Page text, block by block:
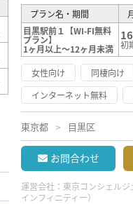
プラン名・期間
目黒駅前１【WI-FI無料
プラン】
1ヶ月以上～12ヶ月未満 初
女性向け 同棲向け
インターネット無料
東京都 目黒区
お問合わせ
運営会社： 東京コンシェルジ
インフィニティー）